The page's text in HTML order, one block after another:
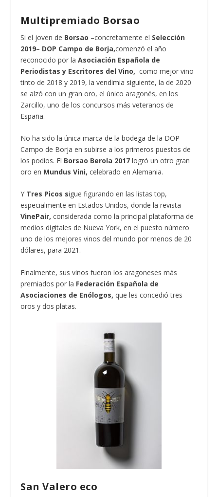
Multipremiado Borsao
Si el joven de Borsao –concretamente el Selección
2019– DOP Campo de Borja,comenzó el año
reconocido por laAsociación Española de
Periodistas y Escritores del Vino, como mejor vino
tinto de 2018 y 2019, la vendimia siguiente, la de 2020
se alzó con un gran oro, el único aragonés, en los
Zarcillo, uno de los concursos más veteranos de
España.
No ha sido la única marca de la bodega de la DOP
Campo de Borja en subirse a los primeros puestos de
los podios. El Borsao Berola 2017 logró un otro gran
oro en Mundus Vini, celebrado en Alemania.
Y Tres Picos sigue figurando en las listas top,
especialmente en Estados Unidos, donde la revista
VinePair, considerada como la principal plataforma de
medios digitales de Nueva York, en el puesto número
uno de los mejores vinos del mundo por menos de 20
dólares, para 2021.
Finalmente, sus vinos fueron los aragoneses más
premiados por la Federación Española de
Asociaciones de Enólogos, que les concedió tres
oros y dos platas.
San Valero eco